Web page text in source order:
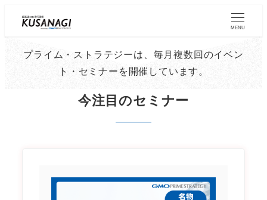
Skip
content
MENU
プライム・ストラテジーは、毎月複数回のイベン
ト・セミナーを開催しています。
今注目のセミナー